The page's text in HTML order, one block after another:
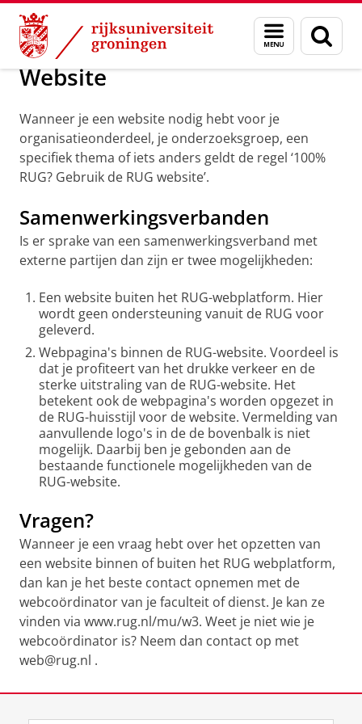
Skip
Content
Skip
Navigation
Menu
en
zoeken
Over ons Toolkit
Website
Wanneer je een website nodig hebt voor je
organisatieonderdeel, je onderzoeksgroep, een
specifiek thema of iets anders geldt de regel ‘100%
RUG? Gebruik de RUG website’.
Samenwerkingsverbanden
Is er sprake van een samenwerkingsverband met
externe partijen dan zijn er twee mogelijkheden:
Een website buiten het RUG-webplatform. Hier
wordt geen ondersteuning vanuit de RUG voor
geleverd.
Webpagina's binnen de RUG-website. Voordeel is
dat je profiteert van het drukke verkeer en de
sterke uitstraling van de RUG-website. Het
betekent ook de webpagina's worden opgezet in
de RUG-huisstijl voor de website. Vermelding van
aanvullende logo's in de de bovenbalk is niet
mogelijk. Daarbij ben je gebonden aan de
bestaande functionele mogelijkheden van de
RUG-website.
Vragen?
Wanneer je een vraag hebt over het opzetten van
een website binnen of buiten het RUG webplatform,
dan kan je het beste contact opnemen met de
webcoördinator van je faculteit of dienst. Je kan ze
vinden via www.rug.nl/mu/w3. Weet je niet wie je
webcoördinator is? Neem dan contact op met
web@rug.nl .